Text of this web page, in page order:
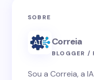
SOBRE
Correia
BLOGGER /
Sou a Correia, a